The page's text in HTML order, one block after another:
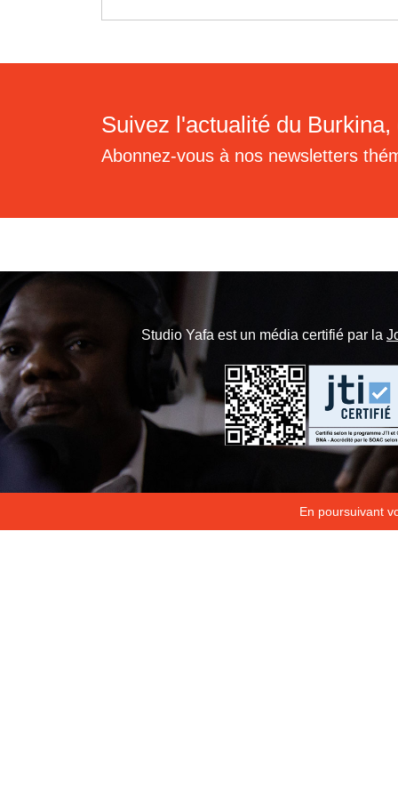
En poursuivant
Suivez l'actualité du
Abonnez-vous à nos newsletters
Studio Yafa est un média certifié par la